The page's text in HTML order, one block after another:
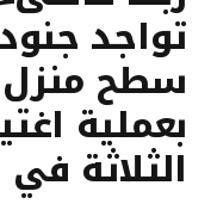
تواجد
سطح منزل
بعملية
الثلاثة